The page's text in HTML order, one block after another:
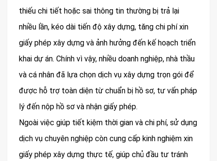
thiếu chi tiết hoặc sai thông tin thường bị trả lại
nhiều lần, kéo dài tiến độ xây dựng, tăng chi phí xin
giấy phép xây dựng và ảnh hưởng đến kế hoạch triển
khai dự án. Chính vì vậy, nhiều doanh nghiệp, nhà thầu
và cá nhân đã lựa chọn dịch vụ xây dựng trọn gói để
được hỗ trợ toàn diện từ chuẩn bị hồ sơ, tư vấn pháp
lý đến nộp hồ sơ và nhận giấy phép.
Ngoài việc giúp tiết kiệm thời gian và chi phí, sử dụng
dịch vụ chuyên nghiệp còn cung cấp kinh nghiệm xin
giấy phép xây dựng thực tế, giúp chủ đầu tư tránh